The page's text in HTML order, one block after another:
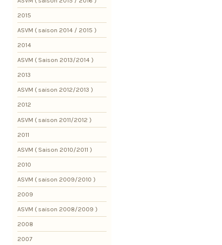
2015
ASVM ( saison 2014 / 2015 )
2014
ASVM ( Saison 2013/2014 )
2013
ASVM ( saison 2012/2013 )
2012
ASVM ( saison 2011/2012 )
2011
ASVM ( Saison 2010/2011 )
2010
ASVM ( saison 2009/2010 )
2009
ASVM ( saison 2008/2009 )
2008
2007